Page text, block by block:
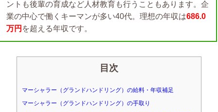
ントも後輩の育成など人材教育も行うこともあります。企
業の中心で働くキーマンが多い40代。理想の年収は686.0
万円 を超える年収です。
目次
マーシャラー（グランドハンドリング）の給料・年収補足
マーシャラー（グランドハンドリング）の手取り